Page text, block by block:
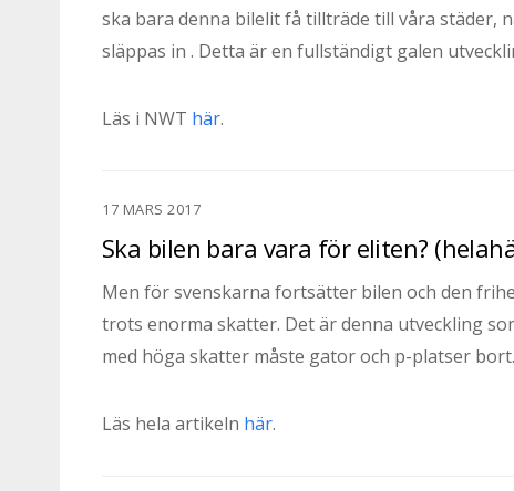
ska bara denna bilelit få tillträde till våra städer,
släppas in . Detta är en fullständigt galen
Läs i NWT här.
17 MARS 2017
Ska bilen bara vara för eliten?
Men för svenskarna fortsätter bilen och den
trots enorma skatter. Det är denna utveckling
med höga skatter måste gator och p-platser bort.
Läs hela artikeln här.